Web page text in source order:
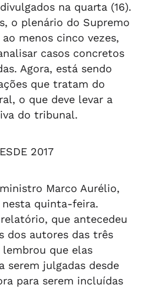
na quarta (16).
o plenário do Supremo
menos cinco vezes,
casos concretos
Agora, está sendo
que tratam do
o que deve levar a
do tribunal.
2017
Marco Aurélio,
quinta-feira.
que antecedeu
dos autores das três
lembrou que elas
serem julgadas desde
para serem incluídas